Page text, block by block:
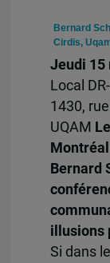
Bernard
Cirdis,
Jeudi 15
Local
1430,
UQAM
Bernard
illusions
Si dans